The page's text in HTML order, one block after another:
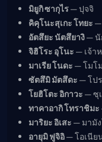
มิยูกิ ซากุไร— ปุจจิ
คิคุโนะสุเกะ โทยะ —
อัตสึยะ นัตสึยางิ— นั
จิฮิโระ อุโนะ — เจ้า
มาเรีย โนดะ — โมโ
ซัตสึมิ มัตสึดะ — โป
โยฮิโตะ อิกาวะ — ซุ
ทาคาอากิ โทราชิมะ
มาริยะ อิเสะ — มามัง
อายุมิ ฟูจิอิ— โอเนีย